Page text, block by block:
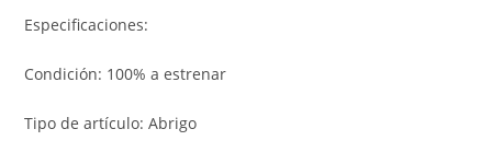
Especificaciones:
Condición: 100% a estrenar
Tipo de artículo: Abrigo